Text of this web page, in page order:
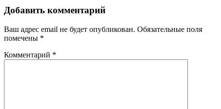
Добавить комментарий
Ваш адрес email не будет опубликован. Обязательные поля
помечены *
Комментарий *